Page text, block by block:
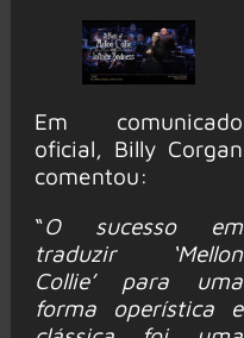
Em comunicado
oficial, Billy Corgan
comentou:
“O sucesso em
traduzir ‘Mellon
Collie’ para uma
forma operística e